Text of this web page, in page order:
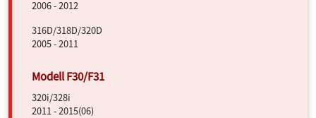
2006 - 2012
316D/318D/320D
2005 - 2011
320i/328i
2011 - 2015(06)